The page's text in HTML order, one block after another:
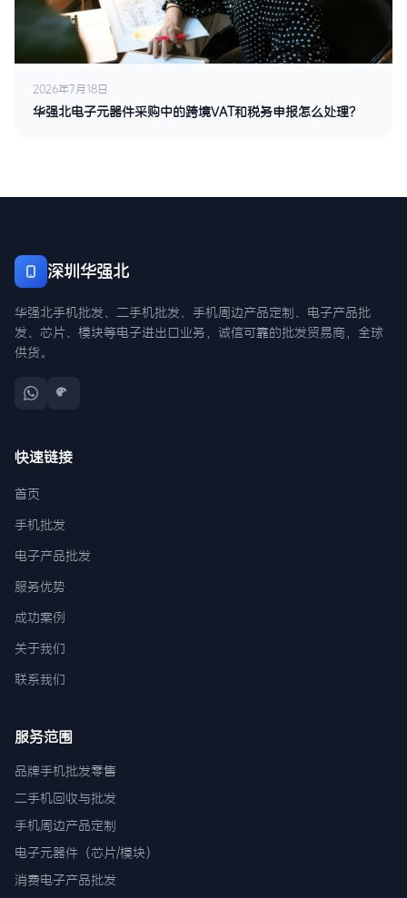
2026年7月18日
华强北电子元器件采购中的跨境VAT和税务申报怎么处理？
深圳华强北
华强北手机批发、二手机批发、手机周边产品定制、电子产品批
发、芯片、模块等电子进出口业务，诚信可靠的批发贸易商，全球
供货。
快速链接
首页
手机批发
电子产品批发
服务优势
成功案例
关于我们
联系我们
服务范围
品牌手机批发零售
二手机回收与批发
手机周边产品定制
电子元器件（芯片/模块）
消费电子产品批发